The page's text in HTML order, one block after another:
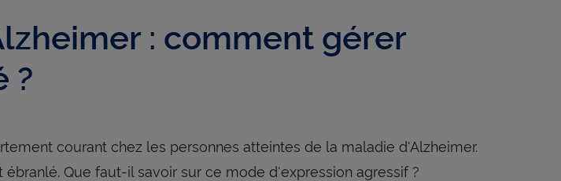
: comment gérer
?
courant chez les personnes atteintes de la maladie d'Alzheimer.
Que faut-il savoir sur ce mode d'expression agressif ?